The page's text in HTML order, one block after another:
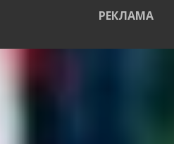
РЕКЛАМА